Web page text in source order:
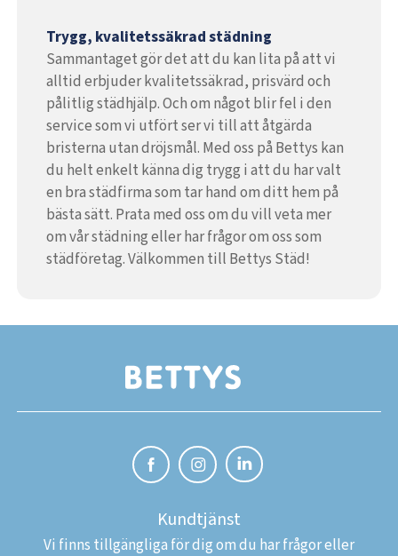
Trygg, kvalitetssäkrad städning
Sammantaget gör det att du kan lita på att vi
alltid erbjuder kvalitetssäkrad, prisvärd och
pålitlig städhjälp. Och om något blir fel i den
service som vi utfört ser vi till att åtgärda
bristerna utan dröjsmål. Med oss på Bettys kan
du helt enkelt känna dig trygg i att du har valt
en bra städfirma som tar hand om ditt hem på
bästa sätt. Prata med oss om du vill veta mer
om vår städning eller har frågor om oss som
städföretag. Välkommen till Bettys Städ!
Kundtjänst
Vi finns tillgängliga för dig om du har frågor eller